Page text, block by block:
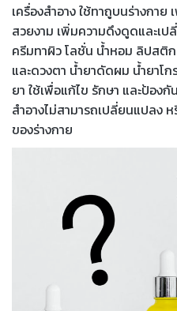
เครื่องสำอาง ใช้ทาถูบนร่างกา
สวยงาม เพิ่มความดึงดูดและเ
ครีมทาผิว โลชั่น น้ำหอม ลิปสติ
และดวงตา น้ำยาดัดผม น้ำยาโ
ยา ใช้เพื่อแก้ไข รักษา และป้อง
สำอางไม่สามารถเปลี่ยนแปลง
ของร่างกาย